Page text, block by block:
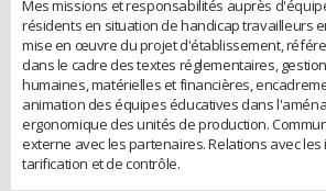
Mes missions et responsabilités auprès
résidents en situation de handicap travailleurs
mise en œuvre du projet d'établissement,
dans le cadre des textes réglementaires,
humaines, matérielles et financières,
animation des équipes éducatives dans
ergonomique des unités de production.
externe avec les partenaires. Relations avec
tarification et de contrôle.